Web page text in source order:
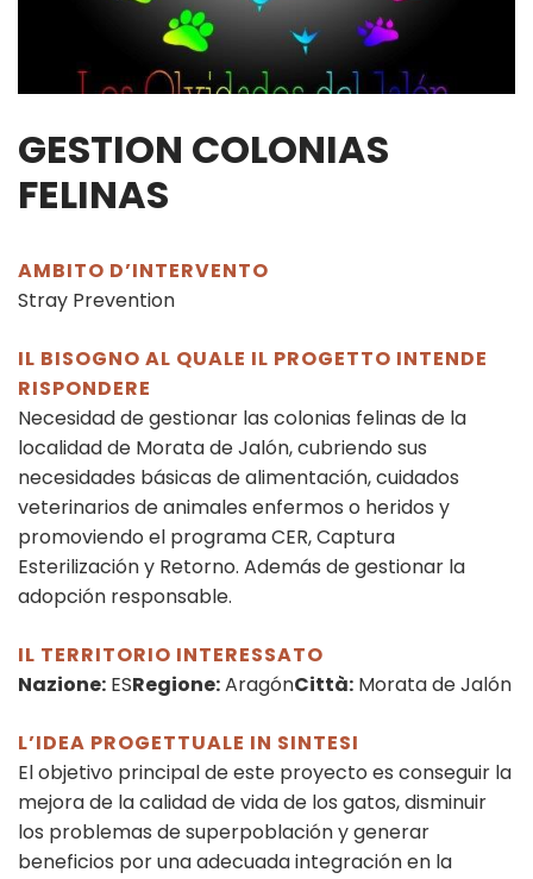
GESTION COLONIAS
FELINAS
AMBITO D’INTERVENTO
Stray Prevention
IL BISOGNO AL QUALE IL PROGETTO INTENDE
RISPONDERE
Necesidad de gestionar las colonias felinas de la
localidad de Morata de Jalón, cubriendo sus
necesidades básicas de alimentación, cuidados
veterinarios de animales enfermos o heridos y
promoviendo el programa CER, Captura
Esterilización y Retorno. Además de gestionar la
adopción responsable.
IL TERRITORIO INTERESSATO
Nazione: ESRegione:AragónCittà: Morata de Jalón
L’IDEA PROGETTUALE IN SINTESI
El objetivo principal de este proyecto es conseguir la
mejora de la calidad de vida de los gatos, disminuir
los problemas de superpoblación y generar
beneficios por una adecuada integración en la